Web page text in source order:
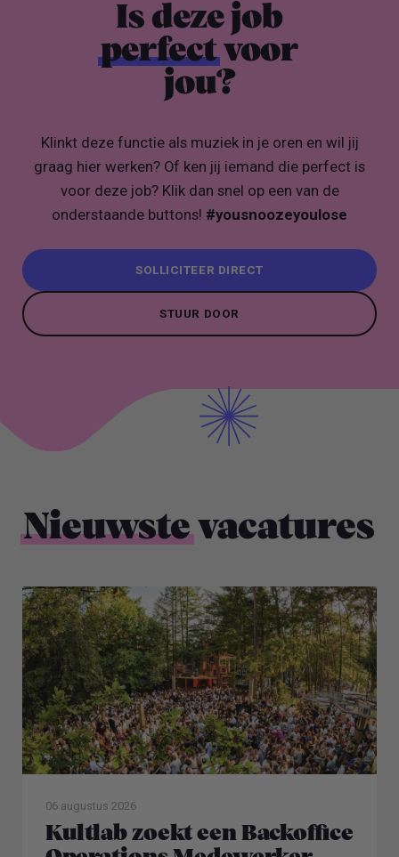
Is deze job
perfectvoor
jou?
Klinkt deze functie als muziek in je oren en wil jij
graag hier werken? Of ken jij iemand die perfect is
voor deze job? Klik dan snel op een van de
onderstaande buttons! #yousnoozeyoulose
SOLLICITEER DIRECT
SOLLICITEER DIRECT
STUUR DOOR
Nieuwstevacatures
06 augustus 2026
Kultlab zoekt een Backoffice